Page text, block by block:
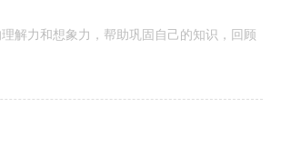
解力和想象力，帮助巩固自己的知识，回顾